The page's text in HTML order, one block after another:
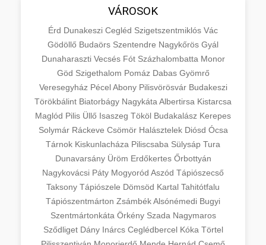
VÁROSOK
Érd Dunakeszi Cegléd Szigetszentmiklós Vác
Gödöllő Budaörs Szentendre Nagykőrös Gyál
Dunaharaszti Vecsés Fót Százhalombatta Monor
Göd Szigethalom Pomáz Dabas Gyömrő
Veresegyház PécelAbony Pilisvörösvár Budakeszi
Törökbálint Biatorbágy Nagykáta Albertirsa Kistarcsa
Maglód Pilis Üllő Isaszeg Tököl Budakalász Kerepes
Solymár Ráckeve Csömör Halásztelek Diósd Ócsa
Tárnok Kiskunlacháza Piliscsaba Sülysáp Tura
Dunavarsány Üröm Erdőkertes Őrbottyán
Nagykovácsi Páty Mogyoród Aszód Tápiószecső
Taksony Tápiószele Dömsöd Kartal Tahitótfalu
Tápiószentmárton ZsámbékAlsónémedi Bugyi
Szentmártonkáta Örkény Szada Nagymaros
Sződliget Dány Inárcs Ceglédbercel Kóka Törtel